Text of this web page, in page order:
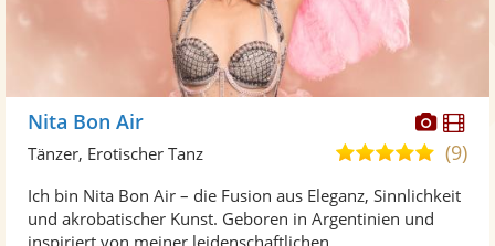
Fotos
Nita Bon Air
4,8
5
(9)
Tänzer, Erotischer Tanz
Ich bin Nita Bon Air – die Fusion aus Eleganz, Sinnlichkeit
und akrobatischer Kunst. Geboren in Argentinien und
inspiriert von meiner leidenschaftlichen ...